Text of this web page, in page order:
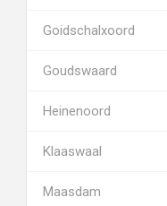
Goidschalxoord
Goudswaard
Heinenoord
Klaaswaal
Maasdam